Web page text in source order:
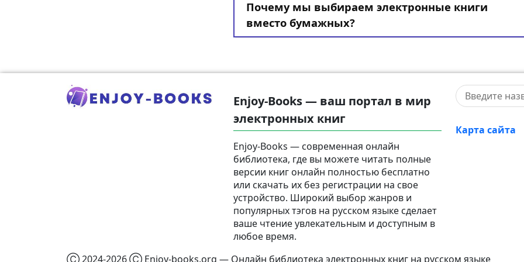
Почему мы выбираем электронные книги
вместо бумажных?
Enjoy-Books — ваш портал в мир
электронных книг
Enjoy-Books — современная онлайн
библиотека, где вы можете читать полные
версии книг онлайн полностью бесплатно
или скачать их без регистрации на свое
устройство. Широкий выбор жанров и
популярных тэгов на русском языке сделает
ваше чтение увлекательным и доступным в
любое время.
Карта сайта
Ⓒ 2024-2026 Ⓒ Enjoy-books.org — Онлайн библиотека электронных книг на русском языке